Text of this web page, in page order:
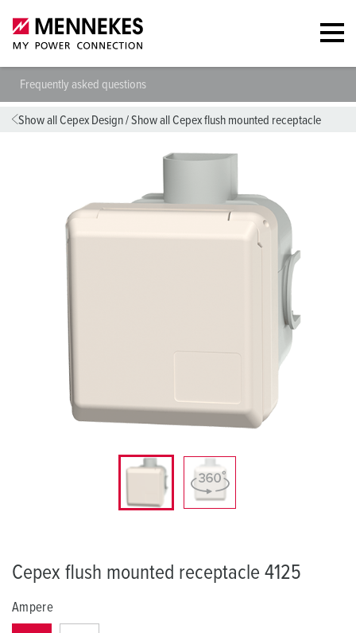
Frequently asked questions
Show all Cepex Design/Show all Cepex flush mounted receptacle
Cepex flush mounted receptacle 4125
Ampere